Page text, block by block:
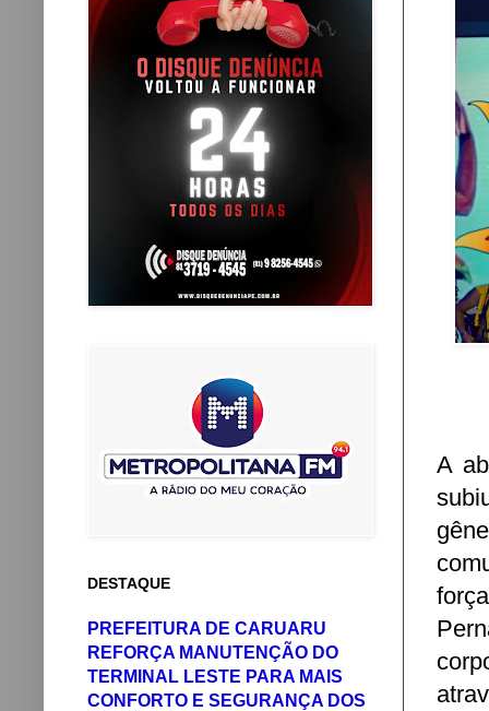
A
DESTAQUE
PREFEITURA DE CARUARU
REFORÇA MANUTENÇÃO DO
TERMINAL LESTE PARA MAIS
CONFORTO E SEGURANÇA DOS